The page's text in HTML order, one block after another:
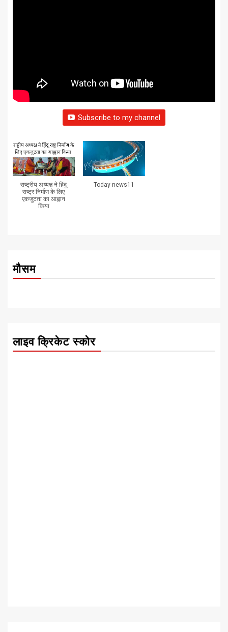
Subscribe to my channel
राष्ट्रीय अध्यक्ष ने हिंदू
राष्ट्र निर्माण के लिए
एकजुटता का आह्वान
किया
Today news11
मौसम
लाइव क्रिकेट स्कोर